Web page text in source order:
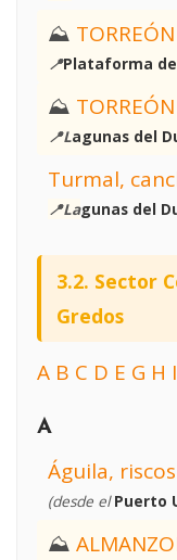
⛰ TORREÓN
📍Plataforma
⛰ TORREÓN
📍Lagunas del
Turmal,
📍Lagunas del
3.2. Sector
Gredos
A B C D E G H I
A
Águila,
(desde elPuerto
⛰